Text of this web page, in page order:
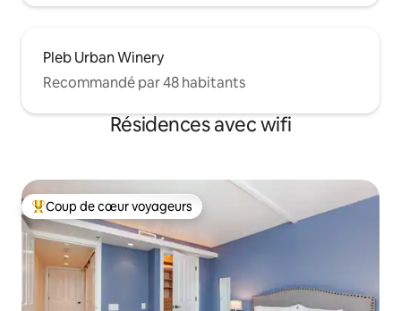
Pleb Urban Winery
Recommandé par 48 habitants
Résidences avec wifi
Coups de cœur voyageurs les plus appréciés
Coup de cœur voyageurs